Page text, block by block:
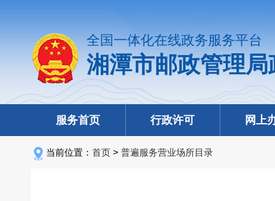
全国一体化在线政务服务平台
湘潭市邮政管理
服务首页 行政许可 网上
当前位置： 首页 > 普遍服务营业场所目录